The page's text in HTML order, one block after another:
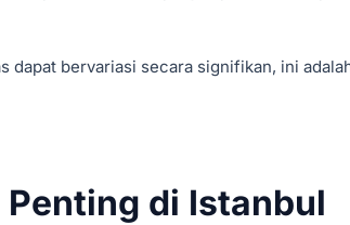
dapat bervariasi secara signifikan, ini
Penting di Istanbul